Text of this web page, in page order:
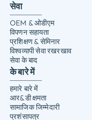
सेवा
OEM & ओडीएम
विपणन सहायता
प्रशिक्षण & सेमिनार
विश्वव्यापी सेवा रखरखाव
सेवा के बाद
के बारे में
हमारे बारे में
आर&डी क्षमता
सामाजिक जिम्मेदारी
प्रशंसापत्र